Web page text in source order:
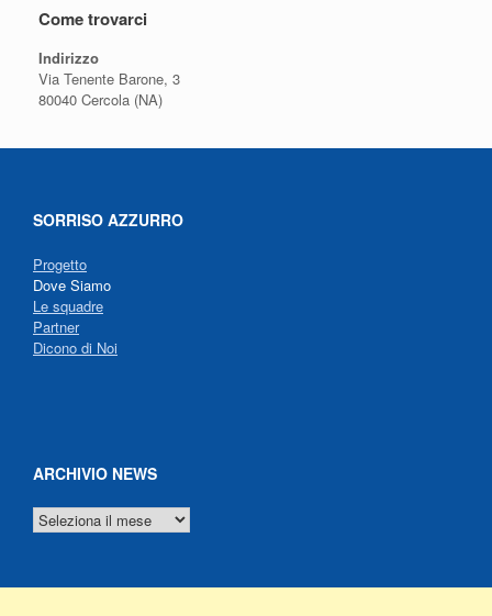
Come trovarci
Indirizzo
Via Tenente Barone, 3
80040 Cercola (NA)
SORRISO AZZURRO
Progetto
Dove Siamo
Le squadre
Partner
Dicono di Noi
ARCHIVIO NEWS
ARCHIVIO
NEWS